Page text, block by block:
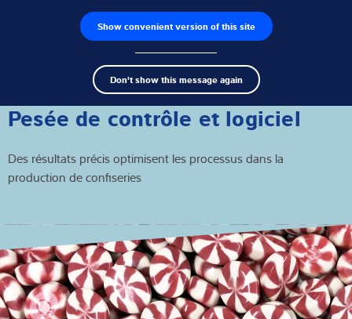
Show convenient version of this site
Don't show this message again
Recherche de produits Emplois
Search
term
Capteurs de pesage
Électroniques de pesage
Solutions d'inspection
Logiciels
Solutions individuelles
Service
Pesée de contrôle et logiciel
Des résultats précis optimisent les processus dans la
production de confiseries